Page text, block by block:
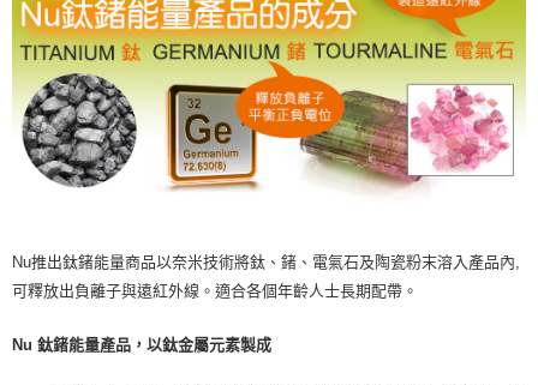
Nu推出鈦鍺能量商品以奈米技術將鈦、鍺、電氣石及陶瓷粉末溶入產品內,
可釋放出負離子與遠紅外線。適合各個年齡人士長期配帶。
Nu 鈦鍺能量產品，以鈦金屬元素製成